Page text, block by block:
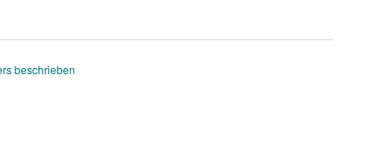
beschrieben